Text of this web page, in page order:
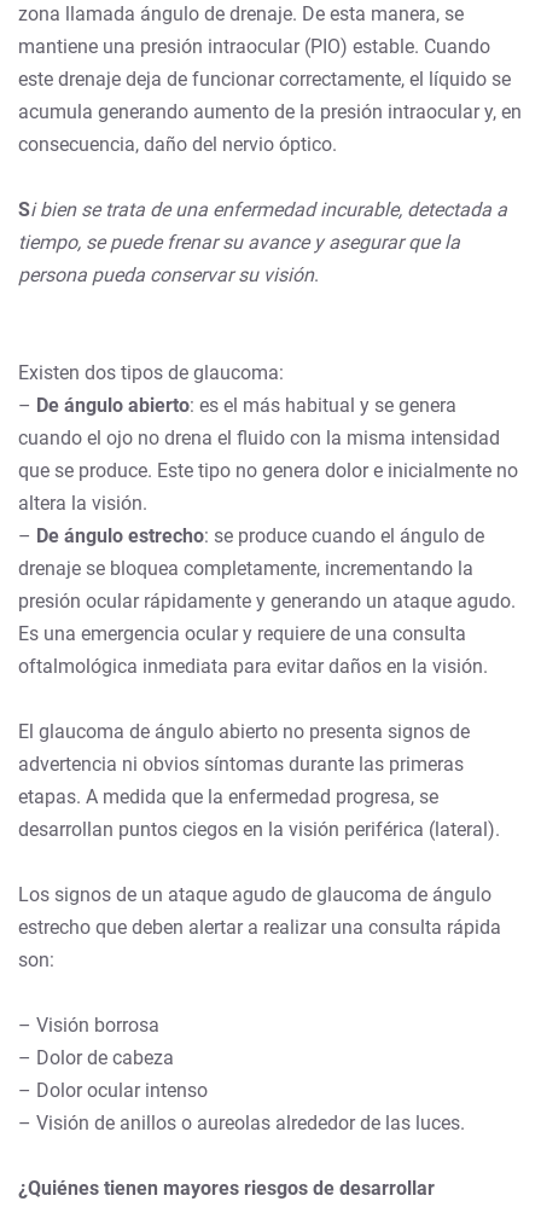
zona llamada ángulo de drenaje. De esta manera, se
mantiene una presión intraocular (PIO) estable. Cuando
este drenaje deja de funcionar correctamente, el líquido se
acumula generando aumento de la presión intraocular y, en
consecuencia, daño del nervio óptico.
Si bien se trata de una enfermedad incurable, detectada a
tiempo, se puede frenar su avance y asegurar que la
persona pueda conservar su visión.
Existen dos tipos de glaucoma:
– De ángulo abierto: es el más habitual y se genera
cuando el ojo no drena el fluido con la misma intensidad
que se produce. Este tipo no genera dolor e inicialmente no
altera la visión.
– De ángulo estrecho: se produce cuando el ángulo de
drenaje se bloquea completamente, incrementando la
presión ocular rápidamente y generando un ataque agudo.
Es una emergencia ocular y requiere de una consulta
oftalmológica inmediata para evitar daños en la visión.
El glaucoma de ángulo abierto no presenta signos de
advertencia ni obvios síntomas durante las primeras
etapas. A medida que la enfermedad progresa, se
desarrollan puntos ciegos en la visión periférica (lateral).
Los signos de un ataque agudo de glaucoma de ángulo
estrecho que deben alertar a realizar una consulta rápida
son:
– Visión borrosa
– Dolor de cabeza
– Dolor ocular intenso
– Visión de anillos o aureolas alrededor de las luces.
¿Quiénes tienen mayores riesgos de desarrollar